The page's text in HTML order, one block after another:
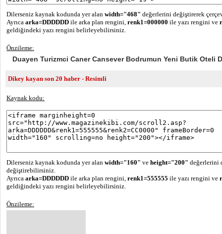
Dilerseniz kaynak kodunda yer alan width="468" değerlerini değiştirerek
Ayrıca arka=DDDDDD ile arka plan rengini, renk1=000000 ile yazı rengini ve
geldiğindeki yazı rengini belirleyebilirsiniz.
Önzileme:
Dikey kayan son 20 haber - Resimli
Kaynak kodu:
Dilerseniz kaynak kodunda yer alan width="160" ve height="200" değerlerini
değiştirebilirsiniz.
Ayrıca arka=DDDDDD ile arka plan rengini, renk1=555555 ile yazı rengini ve
geldiğindeki yazı rengini belirleyebilirsiniz.
Önzileme: